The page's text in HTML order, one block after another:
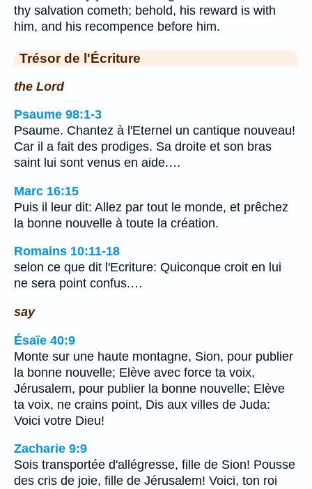
thy salvation cometh; behold, his reward is with
him, and his recompence before him.
Trésor de l'Écriture
the Lord
Psaume 98:1-3
Psaume. Chantez à l'Eternel un cantique nouveau!
Car il a fait des prodiges. Sa droite et son bras
saint lui sont venus en aide.…
Marc 16:15
Puis il leur dit: Allez par tout le monde, et prêchez
la bonne nouvelle à toute la création.
Romains 10:11-18
selon ce que dit l'Ecriture: Quiconque croit en lui
ne sera point confus.…
say
Ésaïe 40:9
Monte sur une haute montagne, Sion, pour publier
la bonne nouvelle; Elève avec force ta voix,
Jérusalem, pour publier la bonne nouvelle; Elève
ta voix, ne crains point, Dis aux villes de Juda:
Voici votre Dieu!
Zacharie 9:9
Sois transportée d'allégresse, fille de Sion! Pousse
des cris de joie, fille de Jérusalem! Voici, ton roi